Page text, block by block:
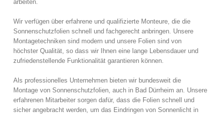
arbeiten.
Wir verfügen über erfahrene und qualifizierte Monteure, die die
Sonnenschutzfolien schnell und fachgerecht anbringen. Unsere
Montagetechniken sind modern und unsere Folien sind von
höchster Qualität, so dass wir Ihnen eine lange Lebensdauer und
zufriedenstellende Funktionalität garantieren können.
Als professionelles Unternehmen bieten wir bundesweit die
Montage von Sonnenschutzfolien, auch in Bad Dürrheim an. Unsere
erfahrenen Mitarbeiter sorgen dafür, dass die Folien schnell und
sicher angebracht werden, um das Eindringen von Sonnenlicht in